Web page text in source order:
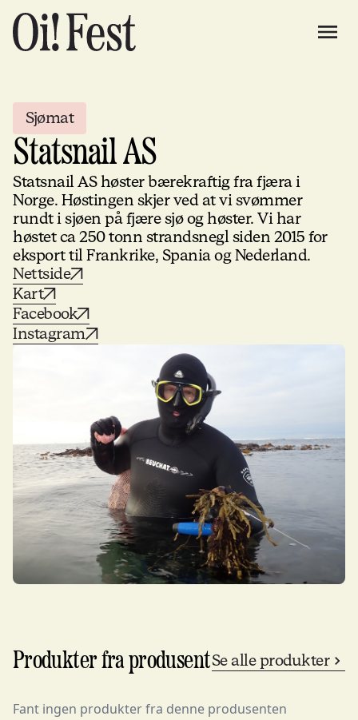
Sjømat
Statsnail AS
Statsnail AS høster bærekraftig fra fjæra i
Norge. Høstingen skjer ved at vi svømmer
rundt i sjøen på fjære sjø og høster. Vi har
høstet ca 250 tonn strandsnegl siden 2015 for
eksport til Frankrike, Spania og Nederland.
Nettside
Kart
Facebook
Instagram
Produkter fra produsentSe alle produkter
Fant ingen produkter fra denne produsenten